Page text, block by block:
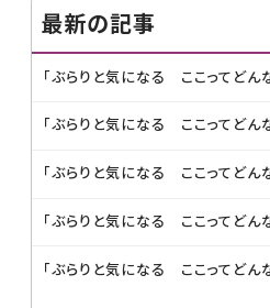
最新の記事
「ぶらりと気になる ここってどん
「ぶらりと気になる ここってどん
「ぶらりと気になる ここってどん
「ぶらりと気になる ここってどん
「ぶらりと気になる ここってどん